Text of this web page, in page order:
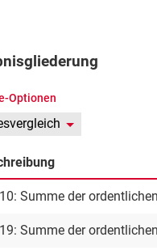
Optionen
10: Summe der
19: Summe der